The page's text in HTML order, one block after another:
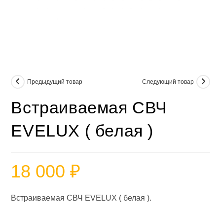
Предыдущий товар Следующий товар
Встраиваемая СВЧ
EVELUX ( белая )
18 000₽
Встраиваемая СВЧ EVELUX ( белая ).